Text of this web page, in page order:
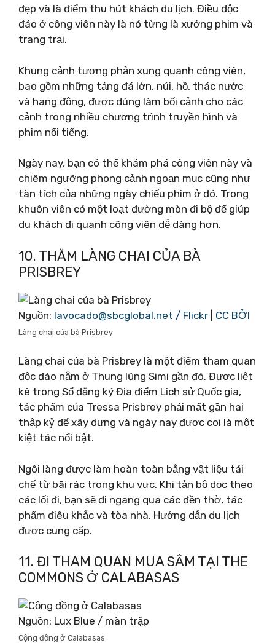
đẹp và là điểm thu hút khách du lịch. Điều độc
đáo ở công viên này là nó từng là xưởng phim và
trang trại.
Khung cảnh tương phản xung quanh công viên,
bao gồm những tảng đá lớn, núi, hồ, thác nước
và hang động, được dùng làm bối cảnh cho các
cảnh trong nhiều chương trình truyền hình và
phim nổi tiếng.
Ngày nay, bạn có thể khám phá công viên này và
chiêm ngưỡng phong cảnh ngoạn mục cũng như
tàn tích của những ngày chiếu phim ở đó. Trong
khuôn viên có một loạt đường mòn đi bộ để giúp
du khách đi quanh công viên dễ dàng hơn.
10. THĂM LÀNG CHAI CỦA BÀ
PRISBREY
Nguồn: lavocado@sbcglobal.net / Flickr CC BỞI
Làng chai của bà Prisbrey
Làng chai của bà Prisbrey là một điểm tham quan
độc đáo nằm ở Thung lũng Simi gần đó. Được liệt
kê trong Sổ đăng ký Địa điểm Lịch sử Quốc gia,
tác phẩm của Tressa Prisbrey phải mất gần hai
thập kỷ để xây dựng và ngày nay được coi là một
kiệt tác nổi bật.
Ngôi làng được làm hoàn toàn bằng vật liệu tái
chế từ bãi rác trong khu vực. Khi tản bộ dọc theo
các lối đi, bạn sẽ đi ngang qua các đền thờ, tác
phẩm điêu khắc và tòa nhà. Hướng dẫn du lịch
được cung cấp.
11. ĐI THAM QUAN MUA SẮM TẠI THE
COMMONS Ở CALABASAS
Nguồn: Lux Blue / màn trập
Cộng đồng ở Calabasas